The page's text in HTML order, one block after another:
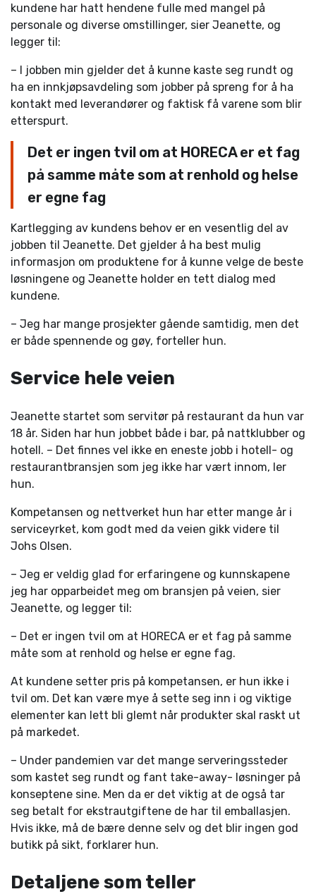
kundene har hatt hendene fulle med mangel på
personale og diverse omstillinger, sier Jeanette, og
legger til:
– I jobben min gjelder det å kunne kaste seg rundt og
ha en innkjøpsavdeling som jobber på spreng for å ha
kontakt med leverandører og faktisk få varene som blir
etterspurt.
Det er ingen tvil om at HORECA er et fag
på samme måte som at renhold og helse
er egne fag
Kartlegging av kundens behov er en vesentlig del av
jobben til Jeanette. Det gjelder å ha best mulig
informasjon om produktene for å kunne velge de beste
løsningene og Jeanette holder en tett dialog med
kundene.
– Jeg har mange prosjekter gående samtidig, men det
er både spennende og gøy, forteller hun.
Service hele veien
Jeanette startet som servitør på restaurant da hun var
18 år. Siden har hun jobbet både i bar, på nattklubber og
hotell. – Det finnes vel ikke en eneste jobb i hotell- og
restaurantbransjen som jeg ikke har vært innom, ler
hun.
Kompetansen og nettverket hun har etter mange år i
serviceyrket, kom godt med da veien gikk videre til
Johs Olsen.
– Jeg er veldig glad for erfaringene og kunnskapene
jeg har opparbeidet meg om bransjen på veien, sier
Jeanette, og legger til:
– Det er ingen tvil om at HORECA er et fag på samme
måte som at renhold og helse er egne fag.
At kundene setter pris på kompetansen, er hun ikke i
tvil om. Det kan være mye å sette seg inn i og viktige
elementer kan lett bli glemt når produkter skal raskt ut
på markedet.
– Under pandemien var det mange serveringssteder
som kastet seg rundt og fant take-away- løsninger på
konseptene sine. Men da er det viktig at de også tar
seg betalt for ekstrautgiftene de har til emballasjen.
Hvis ikke, må de bære denne selv og det blir ingen god
butikk på sikt, forklarer hun.
Detaljene som teller